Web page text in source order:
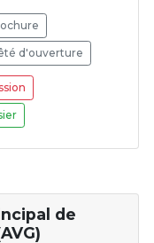
d'ouverture
de